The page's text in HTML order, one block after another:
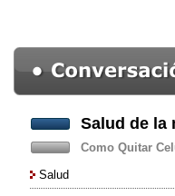
Salud de la
Como Quitar
Salud